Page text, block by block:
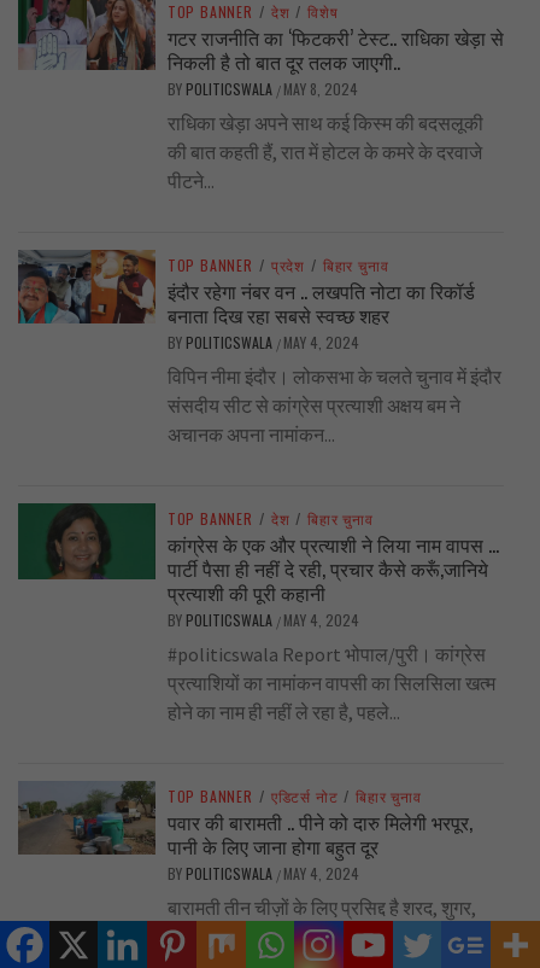
TOP BANNER / देश / विशेष
गटर राजनीति का ‘फिटकरी’ टेस्ट.. राधिका खेड़ा से
निकली है तो बात दूर तलक जाएगी..
BY POLITICSWALA / MAY 8, 2024
राधिका खेड़ा अपने साथ कई किस्म की बदसलूकी
की बात कहती हैं, रात में होटल के कमरे के दरवाजे
पीटने...
TOP BANNER / प्रदेश / बिहार चुनाव
इंदौर रहेगा नंबर वन .. लखपति नोटा का रिकॉर्ड
बनाता दिख रहा सबसे स्वच्छ शहर
BY POLITICSWALA / MAY 4, 2024
विपिन नीमा इंदौर। लोकसभा के चलते चुनाव में इंदौर
संसदीय सीट से कांग्रेस प्रत्याशी अक्षय बम ने
अचानक अपना नामांकन...
TOP BANNER / देश / बिहार चुनाव
कांग्रेस के एक और प्रत्याशी ने लिया नाम वापस …
पार्टी पैसा ही नहीं दे रही, प्रचार कैसे करूँ,जानिये
प्रत्याशी की पूरी कहानी
BY POLITICSWALA / MAY 4, 2024
#politicswala Report भोपाल/पुरी। कांग्रेस
प्रत्याशियों का नामांकन वापसी का सिलसिला खत्म
होने का नाम ही नहीं ले रहा है, पहले...
TOP BANNER / एडिटर्स नोट / बिहार चुनाव
पवार की बारामती .. पीने को दारु मिलेगी भरपूर,
पानी के लिए जाना होगा बहुत दूर
BY POLITICSWALA / MAY 4, 2024
बारामती तीन चीज़ों के लिए प्रसिद्द है शरद, शुगर,
शराब। पर जनता पिछले तीन दशक से पीने के पानी